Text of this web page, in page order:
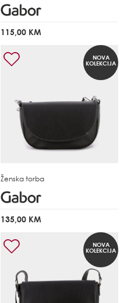
115,00 KM
NOVA
KOLEKCIJA
Ženska torba
135,00 KM
NOVA
KOLEKCIJA